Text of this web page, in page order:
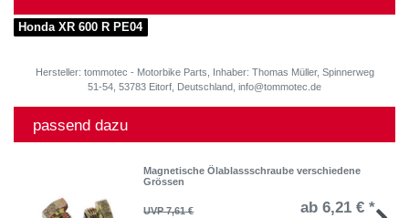
Honda XR 600 R PE04
Hersteller: tommotec - Motorbike Parts, Inhaber: Thomas Müller, Spinnerweg
51-54, 53783 Eitorf, Deutschland, info@tommotec.de
passend dazu
Magnetische Ölablassschraube verschiedene
Grössen
UVP 7,61 € ab 6,21 € *